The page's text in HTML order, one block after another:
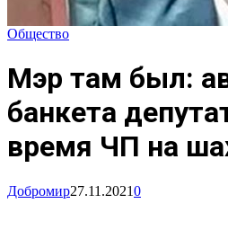
Общество
Мэр там был:
банкета
время ЧП на
Добромир27.11.20210